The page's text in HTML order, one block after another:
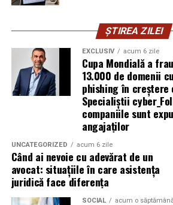
informările din ultima lună
turneului, de la fraude online și furtul
operațiuni de dezinformare.
Avertismentele publice s-au
asupra fanilor și infrastructurii
specialiștii atrag atenția că firmele
inclusiv atunci când nu au nicio
industria sportului, turismului sau
Atacurile sunt mai eficiente în
evenimentelor globale
ȘTIREA ZILEI
EXCLUSIV acum 6 zile
Cupa Mondială a
13.000 de domenii
phishing în
Specialiștii
companiile sunt
angajaților
UNCATEGORIZED acum 6 zile
Când ai nevoie cu adevărat de un
avocat: situațiile în care asistența
juridică face diferența
SOCIAL acum o